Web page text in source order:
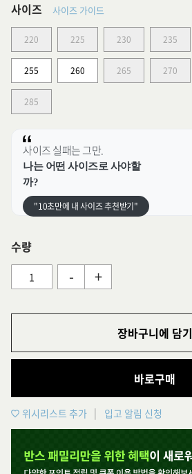
사이즈 사이즈 가이드
220 225 230 235
255 260 265 270
285
사이즈 실패는 그만.
나는 어떤 사이즈로 사야할
까?
"10초만에 내 사이즈 추천받기"
수량
- +
장바구니에 담기
바로구매
위시리스트 추가 입고 알림 신청